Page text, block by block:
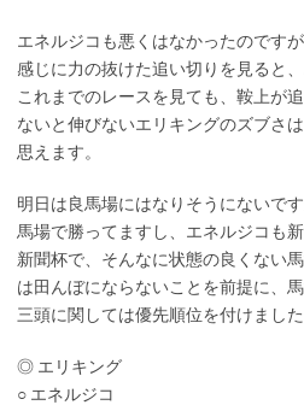
エネルジコも悪くはなかったのです
感じに力の抜けた追い切りを見ると
これまでのレースを見ても、鞍上が
ないと伸びないエリキングのズブさ
思えます。
明日は良馬場にはなりそうにないで
馬場で勝ってますし、エネルジコも
新聞杯で、そんなに状態の良くない
は田んぼにならないことを前提に、
三頭に関しては優先順位を付けました
◎ エリキング
○ エネルジコ